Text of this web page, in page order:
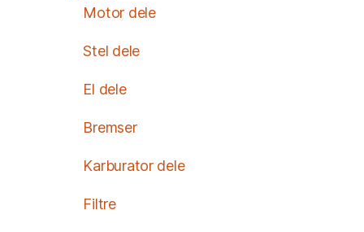
Motor dele
Stel dele
El dele
Bremser
Karburator dele
Filtre